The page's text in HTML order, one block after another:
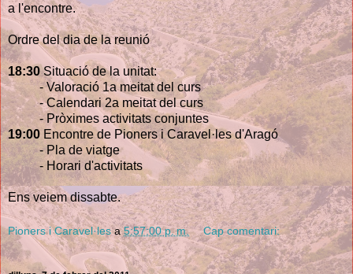
a l'encontre.
Ordre del dia de la reunió
18:30Situació de la unitat:
- Valoració 1a meitat del curs
- Calendari 2a meitat del curs
- Pròximes activitats conjuntes
19:00 Encontre de Pioners i Caravel·les d'Aragó
- Pla de viatge
- Horari d'activitats
Ens veiem dissabte.
Pioners i Caravel·les a5:57:00 p. m. Cap comentari: